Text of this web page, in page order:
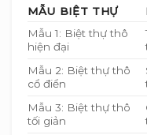
MẪU BIỆT THỰ
Mẫu 1: Biệt thự thô
hiện đại
Mẫu 2: Biệt thự thô
cổ điển
Mẫu 3: Biệt thự thô
tối giản